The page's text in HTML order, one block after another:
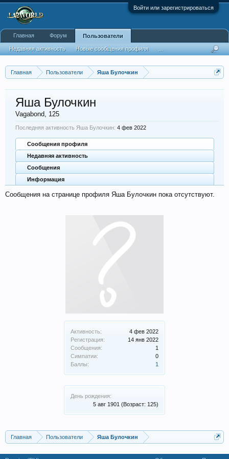
Войти или зарегистрироваться
Главная Пользователи Яша Булочкин
Активность:
4 фев 2022
Регистрация:
14 янв 2022
Сообщения:
1
Симпатии:
0
Баллы:
1
День рождения:
5 авг 1901 (Возраст: 125)
Яша Булочкин
Vagabond, 125
Последняя активность Яша Булочкин: 4 фев 2022
Сообщения профиля
Недавняя активность
Сообщения
Информация
Сообщения на странице профиля Яша Булочкин пока отсутствуют.
Главная Пользователи Яша Булочкин
Главная Форум Пользователи
Недавняя активность Новые сообщения профиля